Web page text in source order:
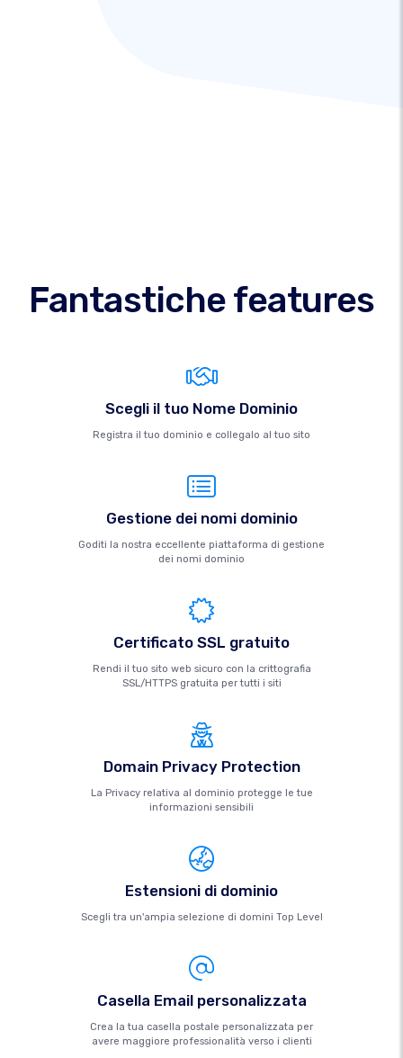
Fantastiche features
Scegli il tuo Nome Dominio
Registra il tuo dominio e collegalo al tuo sito
Gestione dei nomi dominio
Goditi la nostra eccellente piattaforma di gestione
dei nomi dominio
Certificato SSL gratuito
Rendi il tuo sito web sicuro con la crittografia
SSL/HTTPS gratuita per tutti i siti
Domain Privacy Protection
La Privacy relativa al dominio protegge le tue
informazioni sensibili
Estensioni di dominio
Scegli tra un'ampia selezione di domini Top Level
Casella Email personalizzata
Crea la tua casella postale personalizzata per
avere maggiore professionalità verso i clienti